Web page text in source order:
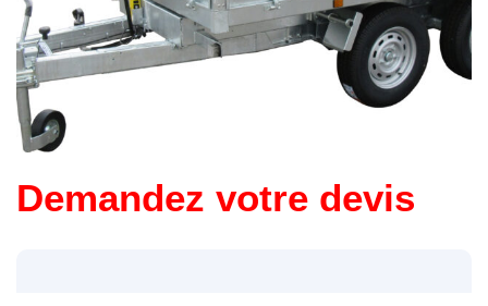
Demandez votre devis